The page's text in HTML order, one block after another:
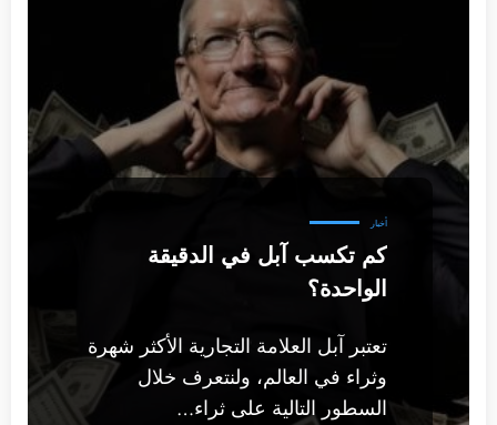
أخبار
كم تكسب آبل في الدقيقة
الواحدة؟
تعتبر آبل العلامة التجارية الأكثر شهرة
وثراء في العالم، ولنتعرف خلال
السطور التالية على ثراء…